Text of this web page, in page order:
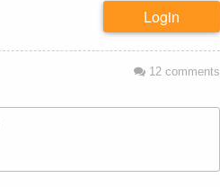
Login
12 comments